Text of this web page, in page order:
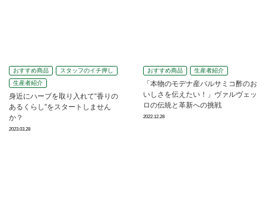
おすすめ商品
スタッフのイチ押し
生産者紹介
身近にハーブを取り入れて“香りの
あるくらし”をスタートしません
か？
2023.03.28
おすすめ商品 生産者紹介
「本物のモデナ産バルサミコ酢のお
いしさを伝えたい！」ヴァルヴェッ
ロの伝統と革新への挑戦
2022.12.28